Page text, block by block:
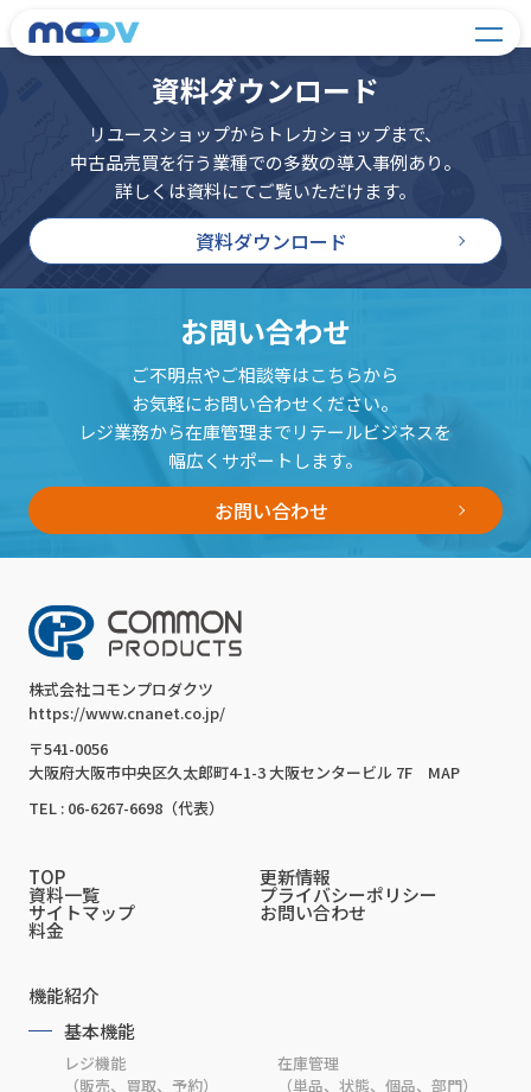
資料ダウンロード
リユースショップからトレカショップまで、
中古品売買を行う業種での多数の導入事例あり。
詳しくは資料にてご覧いただけます。
資料ダウンロード
お問い合わせ
ご不明点やご相談等はこちらから
お気軽にお問い合わせください。
レジ業務から在庫管理までリテールビジネスを
幅広くサポートします。
お問い合わせ
株式会社コモンプロダクツ
https://www.cnanet.co.jp/
〒541-0056
大阪府大阪市中央区久太郎町4-1-3 大阪センタービル 7F
MAP
TEL : 06-6267-6698（代表）
TOP 更新情報
資料一覧 プライバシーポリシー
サイトマップ お問い合わせ
料金
機能紹介
基本機能
レジ機能
（販売、買取、予約）
在庫管理
（単品、状態、個品、部門）